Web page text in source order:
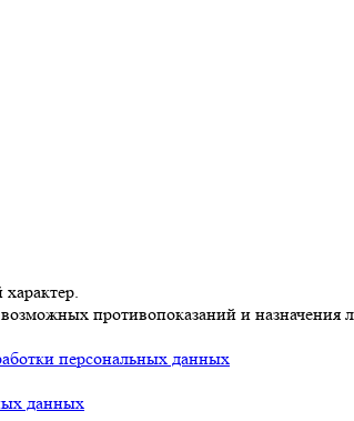
противопоказаний и назначения
персональных данных
данных